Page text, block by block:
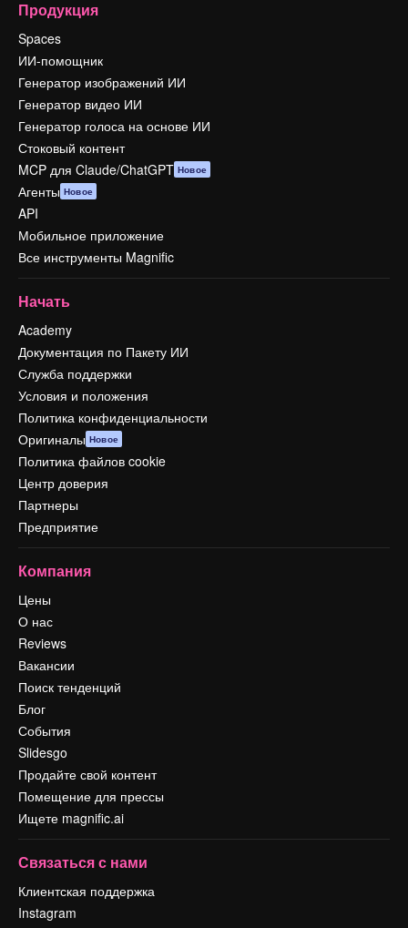
Продукция
Spaces
ИИ-помощник
Генератор изображений ИИ
Генератор видео ИИ
Генератор голоса на основе ИИ
Стоковый контент
MCP для Claude/ChatGPT Новое
Агенты Новое
API
Мобильное приложение
Все инструменты Magnific
Начать
Academy
Документация по Пакету ИИ
Служба поддержки
Условия и положения
Политика конфиденциальности
Оригиналы Новое
Политика файлов cookie
Центр доверия
Партнеры
Предприятие
Компания
Цены
О нас
Reviews
Вакансии
Поиск тенденций
Блог
События
Slidesgo
Продайте свой контент
Помещение для прессы
Ищете magnific.ai
Связаться с нами
Клиентская поддержка
Instagram